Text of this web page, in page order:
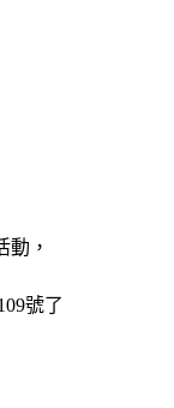
動，
號了